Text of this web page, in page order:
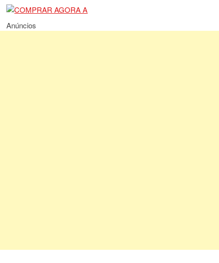
Anúncios